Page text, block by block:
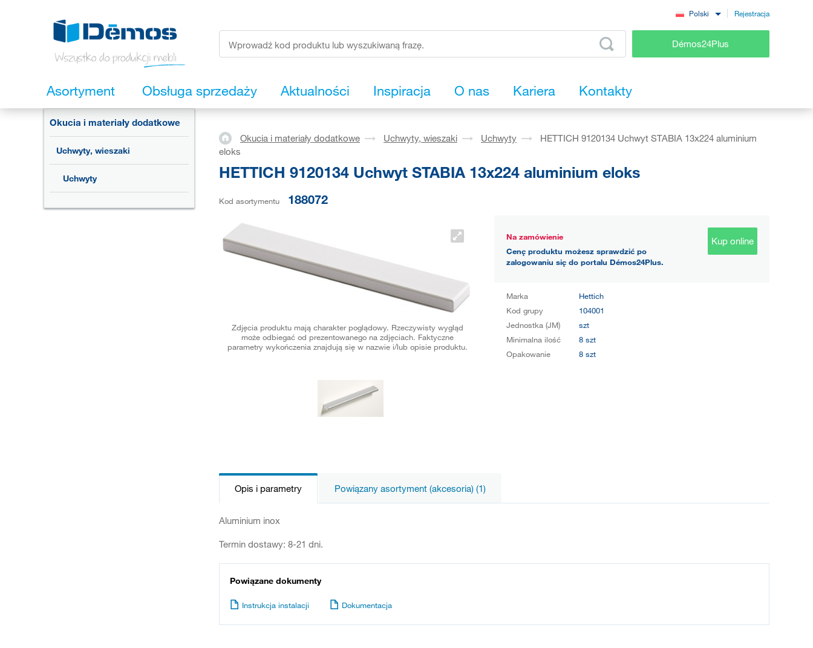
Polski Rejestracja
Démos24Plus
Asortyment Obsługa sprzedaży Aktualności Inspiracja O nas Kariera Kontakty
Okucia i materiały dodatkowe
Uchwyty, wieszaki
Uchwyty
Okucia i materiały dodatkowe Uchwyty, wieszaki Uchwyty
HETTICH 9120134 Uchwyt STABIA 13x224 aluminium
eloks
HETTICH 9120134 Uchwyt STABIA 13x224 aluminium eloks
Kod asortymentu 188072
Zdjęcia produktu mają charakter poglądowy. Rzeczywisty wygląd
może odbiegać od prezentowanego na zdjęciach. Faktyczne
parametry wykończenia znajdują się w nazwie i/lub opisie produktu.
Na zamówienie
Cenę produktu możesz sprawdzić po
zalogowaniu się do portalu Démos24Plus.
Kup online
Marka
Hettich
Kod grupy
104001
Jednostka (JM)
szt
Minimalna ilość
8 szt
Opakowanie
8 szt
Opis i parametry Powiązany asortyment (akcesoria) (1)
Aluminium inox
Termin dostawy: 8-21 dni.
Powiązane dokumenty
Instrukcja instalacji Dokumentacja